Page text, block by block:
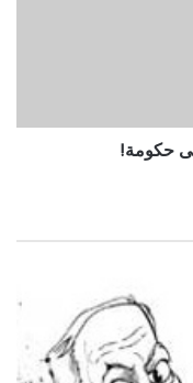
حكومة!